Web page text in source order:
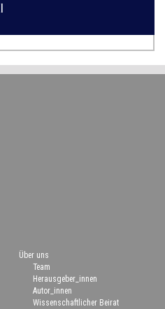
Über uns
Team
Herausgeber_innen
Autor_innen
Wissenschaftlicher Beirat